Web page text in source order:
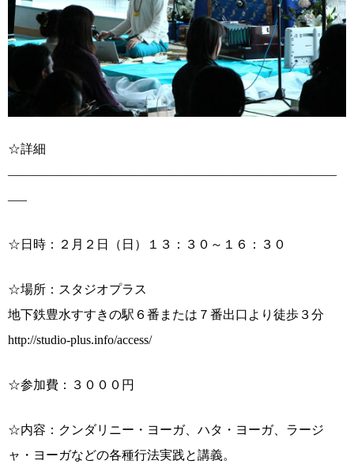
☆詳細
——————————————————————————
—–
☆日時：２月２日（日）１３：３０～１６：３０
☆場所：スタジオプラス
地下鉄豊水すすきの駅６番または７番出口より徒歩３分
http://studio-plus.info/access/
☆参加費：３０００円
☆内容：クンダリニー・ヨーガ、ハタ・ヨーガ、ラージ
ャ・ヨーガなどの各種行法実践と講義。